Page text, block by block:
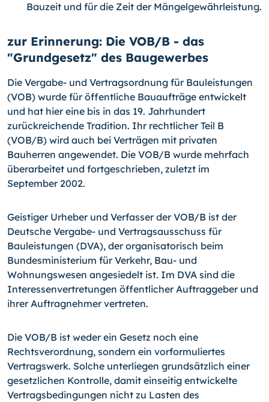
Bauzeit und für die Zeit der Mängelgewährleistung.
zur Erinnerung: Die VOB/B - das
"Grundgesetz" des Baugewerbes
Die Vergabe- und Vertragsordnung für Bauleistungen
(VOB) wurde für öffentliche Bauaufträge entwickelt
und hat hier eine bis in das 19. Jahrhundert
zurückreichende Tradition. Ihr rechtlicher Teil B
(VOB/B) wird auch bei Verträgen mit privaten
Bauherren angewendet. Die VOB/B wurde mehrfach
überarbeitet und fortgeschrieben, zuletzt im
September 2002.
Geistiger Urheber und Verfasser der VOB/B ist der
Deutsche Vergabe- und Vertragsausschuss für
Bauleistungen (DVA), der organisatorisch beim
Bundesministerium für Verkehr, Bau- und
Wohnungswesen angesiedelt ist. Im DVA sind die
Interessenvertretungen öffentlicher Auftraggeber und
ihrer Auftragnehmer vertreten.
Die VOB/B ist weder ein Gesetz noch eine
Rechtsverordnung, sondern ein vorformuliertes
Vertragswerk. Solche unterliegen grundsätzlich einer
gesetzlichen Kontrolle, damit einseitig entwickelte
Vertragsbedingungen nicht zu Lasten des